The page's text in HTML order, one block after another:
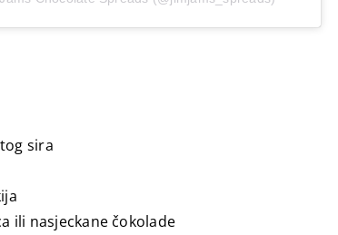
sira
ili nasjeckane čokolade